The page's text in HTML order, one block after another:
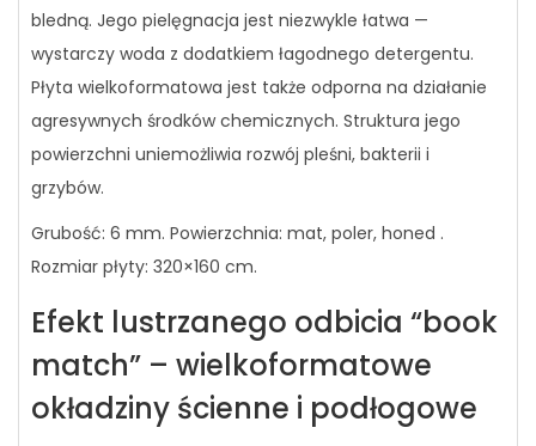
bledną. Jego pielęgnacja jest niezwykle łatwa —
wystarczy woda z dodatkiem łagodnego detergentu.
Płyta wielkoformatowa jest także odporna na działanie
agresywnych środków chemicznych. Struktura jego
powierzchni uniemożliwia rozwój pleśni, bakterii i
grzybów.
Grubość: 6 mm. Powierzchnia: mat, poler, honed .
Rozmiar płyty: 320×160 cm.
Efekt lustrzanego odbicia “book
match” – wielkoformatowe
okładziny ścienne i podłogowe